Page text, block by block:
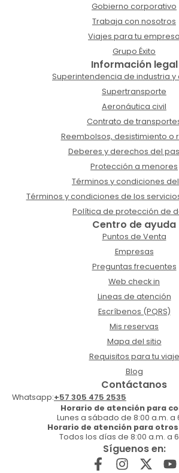
Gobierno corporativo
Trabaja con nosotros
Viajes para tu empresa
Grupo Éxito
Información legal
Superintendencia de industria
Supertransporte
Aeronáutica civil
Contrato de
Reembolsos, desistimiento o
Deberes y derechos del
Protección a menores
Términos y condiciones
Términos y condiciones de los
Política de protección de
Centro de ayuda
Puntos de Venta
Empresas
Preguntas frecuentes
Web check in
Lineas de atención
Escríbenos (PQRS)
Mis reservas
Mapa del sitio
Requisitos para tu viaje
Blog
Contáctanos
Whatsapp:+57 305 475 2535
Horario de atención para
Lunes a sábado de 8:00 a.m. a
Horario de atención para
Todos los días de 8:00 a.m. a
Síguenos en: